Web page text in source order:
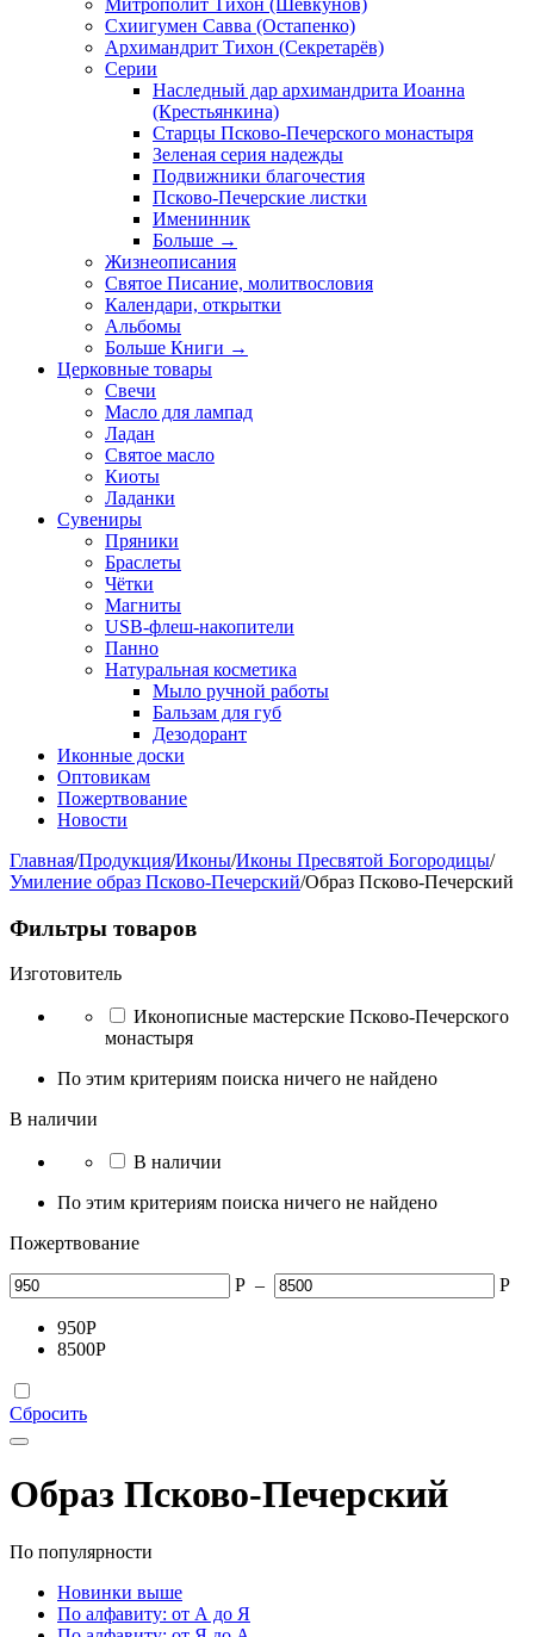
Митрополит Тихон (Шевкунов)
Схиигумен Савва (Остапенко)
Архимандрит Тихон (Секретарёв)
Серии
Наследный дар архимандрита Иоанна
(Крестьянкина)
Старцы Псково-Печерского монастыря
Зеленая серия надежды
Подвижники благочестия
Псково-Печерские листки
Именинник
Больше →
Жизнеописания
Святое Писание, молитвословия
Календари, открытки
Альбомы
Больше Книги →
Церковные товары
Свечи
Масло для лампад
Ладан
Святое масло
Киоты
Ладанки
Сувениры
Пряники
Браслеты
Чётки
Магниты
USB-флеш-накопители
Панно
Натуральная косметика
Мыло ручной работы
Бальзам для губ
Дезодорант
Иконные доски
Оптовикам
Пожертвование
Новости
Главная/Продукция/Иконы/Иконы Пресвятой Богородицы/
Умиление образ Псково-Печерский/Образ Псково-Печерский
Фильтры товаров
Изготовитель
Иконописные мастерские Псково-Печерского
монастыря
По этим критериям поиска ничего не найдено
В наличии
В наличии
По этим критериям поиска ничего не найдено
Пожертвование
Р – Р
950Р
8500Р
Сбросить
Образ Псково-Печерский
По популярности
Новинки выше
По алфавиту: от А до Я